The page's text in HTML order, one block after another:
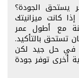
يستحق الجودة؟
كانت ميزانيتك
مع أطول عمر
تستحق بالتأكيد.
في حل جيد لكن
أخرى توفر جودة